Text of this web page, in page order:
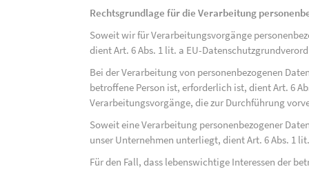
Rechtsgrundlage für die Verarbeitung
Soweit wir für Verarbeitungsvorgänge
dient Art. 6 Abs. 1 lit. a EU-
Bei der Verarbeitung von personenbezogenen
betroffene Person ist, erforderlich ist, dient Art. 6
Verarbeitungsvorgänge, die zur Durchführung
Soweit eine Verarbeitung personenbezogener
unser Unternehmen unterliegt, dient Art. 6 Abs. 1
Für den Fall, dass lebenswichtige Interessen der